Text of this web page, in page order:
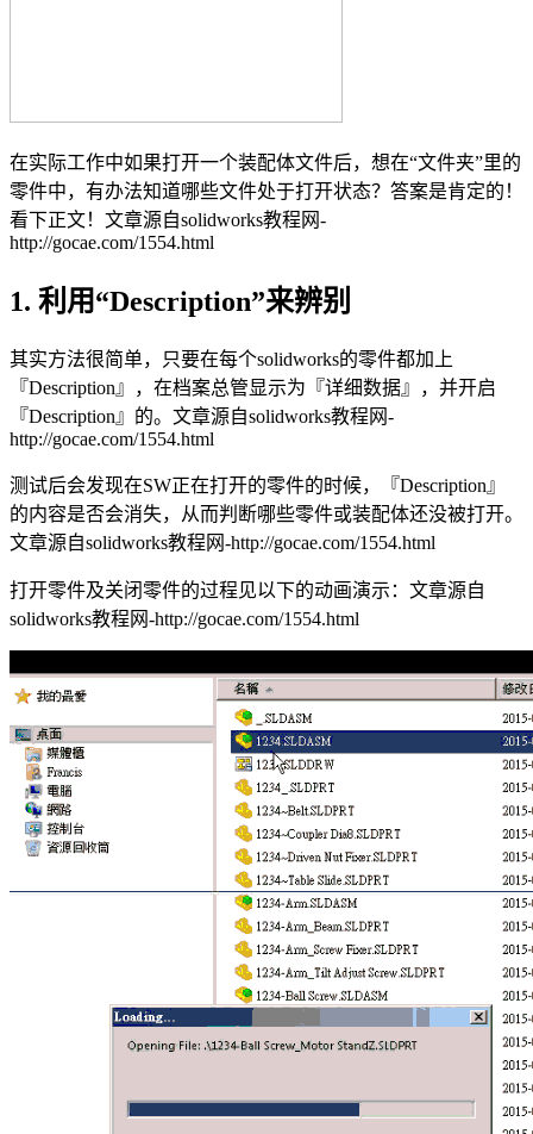
在实际工作中如果打开一个装配体文件后，想在“文件夹”里的
零件中，有办法知道哪些文件处于打开状态？答案是肯定的！
看下正文！ 文章源自solidworks教程网-
http://gocae.com/1554.html
1. 利用“Description”来辨别
其实方法很简单，只要在每个solidworks的零件都加上
『Description』，在档案总管显示为『详细数据』，并开启
『Description』的。 文章源自solidworks教程网-
http://gocae.com/1554.html
测试后会发现在SW正在打开的零件的时候，『Description』
的内容是否会消失，从而判断哪些零件或装配体还没被打开。
文章源自solidworks教程网-http://gocae.com/1554.html
打开零件及关闭零件的过程见以下的动画演示： 文章源自
solidworks教程网-http://gocae.com/1554.html